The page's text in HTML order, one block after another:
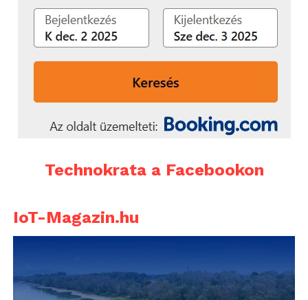
Technokrata a Facebookon
IoT-Magazin.hu